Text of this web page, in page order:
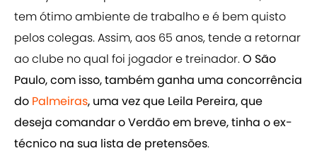
tem ótimo ambiente de trabalho e é bem quisto
pelos colegas. Assim, aos 65 anos, tende a retornar
ao clube no qual foi jogador e treinador.O São
Paulo, com isso, também ganha uma concorrência
do Palmeiras, uma vez que Leila Pereira, que
deseja comandar o Verdão em breve, tinha o ex-
técnico na sua lista de pretensões.